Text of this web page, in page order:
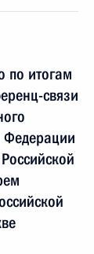
по итогам
связи
Федерации